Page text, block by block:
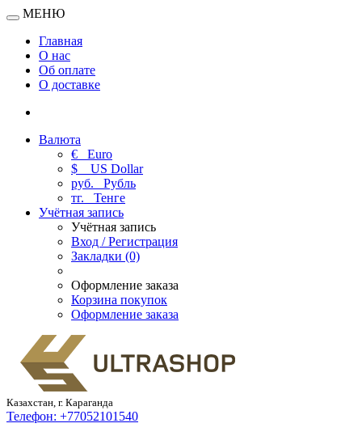
МЕНЮ
Главная
О нас
Об оплате
О доставке
Валюта
€ Euro
$
US Dollar
руб. Рубль
тг. Тенге
Учётная запись
Учётная запись
Вход / Регистрация
Закладки (0)
Оформление заказа
Корзина покупок
Оформление заказа
Казахстан, г. Караганда
Телефон: +77052101540